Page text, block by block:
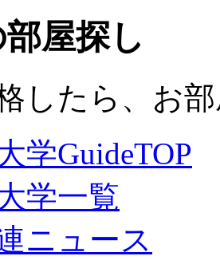
屋探し
したら、お
学GuideTOP
学一覧
ニュース